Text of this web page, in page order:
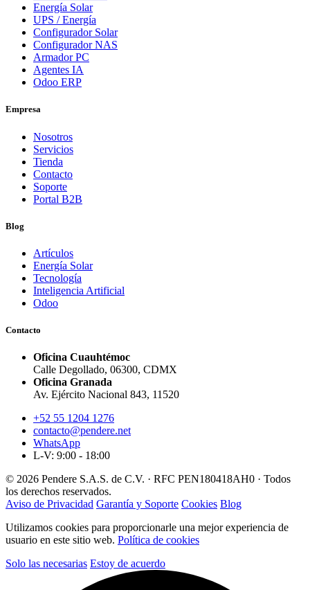
Energía Solar
UPS / Energía
Configurador Solar
Configurador NAS
Armador PC
Agentes IA
Odoo ERP
Empresa
Nosotros
Servicios
Tienda
Contacto
Soporte
Portal B2B
Blog
Artículos
Energía Solar
Tecnología
Inteligencia Artificial
Odoo
Contacto
Oficina Cuauhtémoc
Calle Degollado, 06300, CDMX
Oficina Granada
Av. Ejército Nacional 843, 11520
+52 55 1204 1276
contacto@pendere.net
WhatsApp
L-V: 9:00 - 18:00
© 2026 Pendere S.A.S. de C.V. · RFC PEN180418AH0 · Todos
los derechos reservados.
Aviso de Privacidad Garantía y Soporte Cookies Blog
Utilizamos cookies para proporcionarle una mejor experiencia de
usuario en este sitio web. Política de cookies
Solo las necesarias Estoy de acuerdo